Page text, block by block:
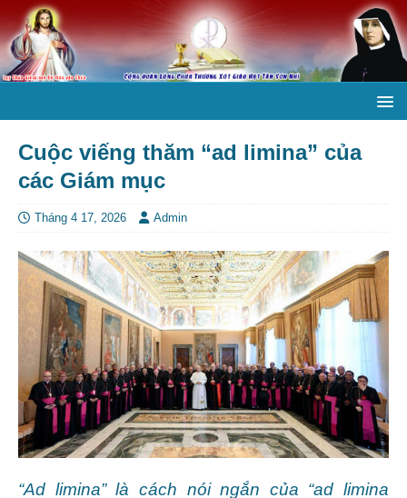
Cuộc viếng thăm “ad limina” của
các Giám mục
Tháng 4 17, 2026 Admin
“Ad limina” là cách nói ngắn của “ad limina